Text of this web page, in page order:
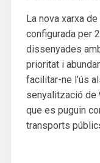
La nova xarxa
configurada per
dissenyades
prioritat i
facilitar-ne l’ús
senyalització de
que es puguin
transports